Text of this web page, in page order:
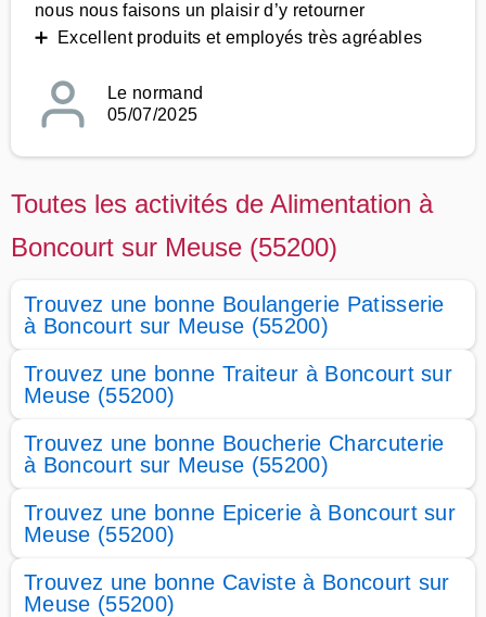
nous nous faisons un plaisir d’y retourner
➕ Excellent produits et employés très agréables
Le normand
05/07/2025
Toutes les activités de Alimentation à
Boncourt sur Meuse (55200)
Trouvez une bonne Boulangerie Patisserie
à Boncourt sur Meuse (55200)
Trouvez une bonne Traiteur à Boncourt sur
Meuse (55200)
Trouvez une bonne Boucherie Charcuterie
à Boncourt sur Meuse (55200)
Trouvez une bonne Epicerie à Boncourt sur
Meuse (55200)
Trouvez une bonne Caviste à Boncourt sur
Meuse (55200)